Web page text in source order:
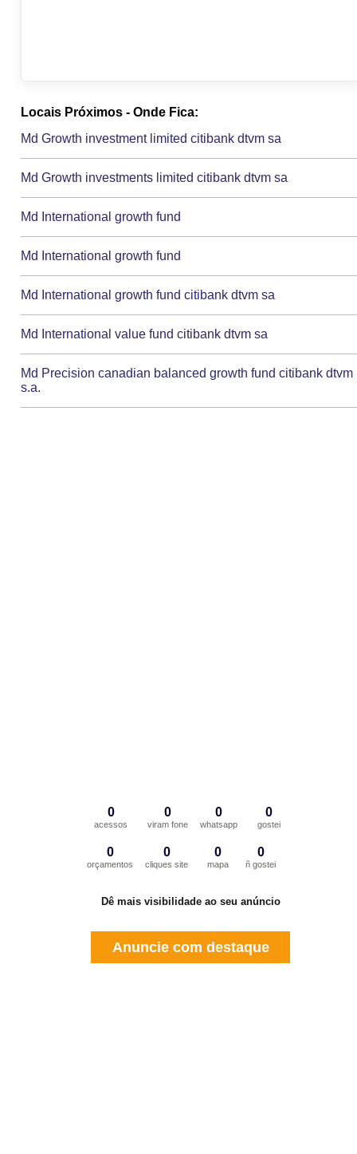
Locais Próximos - Onde Fica:
Md Growth investment limited citibank dtvm sa
Md Growth investments limited citibank dtvm sa
Md International growth fund
Md International growth fund
Md International growth fund citibank dtvm sa
Md International value fund citibank dtvm sa
Md Precision canadian balanced growth fund citibank dtvm
s.a.
0
acessos
0
viram fone
0
whatsapp
0
gostei
0
orçamentos
0
cliques site
0
mapa
0
ñ gostei
Dê mais visibilidade ao seu anúncio
Anuncie com destaque